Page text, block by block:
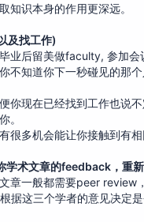
知识本身的作用更深远。
及找工作)
业后留美做faculty, 参加
不知道你下一秒碰见的那
你现在已经找到工作也说
。
很多机会能让你接触到有
学术文章的feedback，重
章一般都需要peer review
据这三个学者的意见决定